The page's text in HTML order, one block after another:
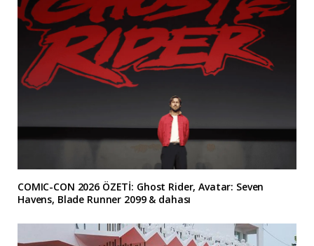
COMIC-CON 2026 ÖZETİ: Ghost Rider, Avatar: Seven
Havens, Blade Runner 2099 & dahası